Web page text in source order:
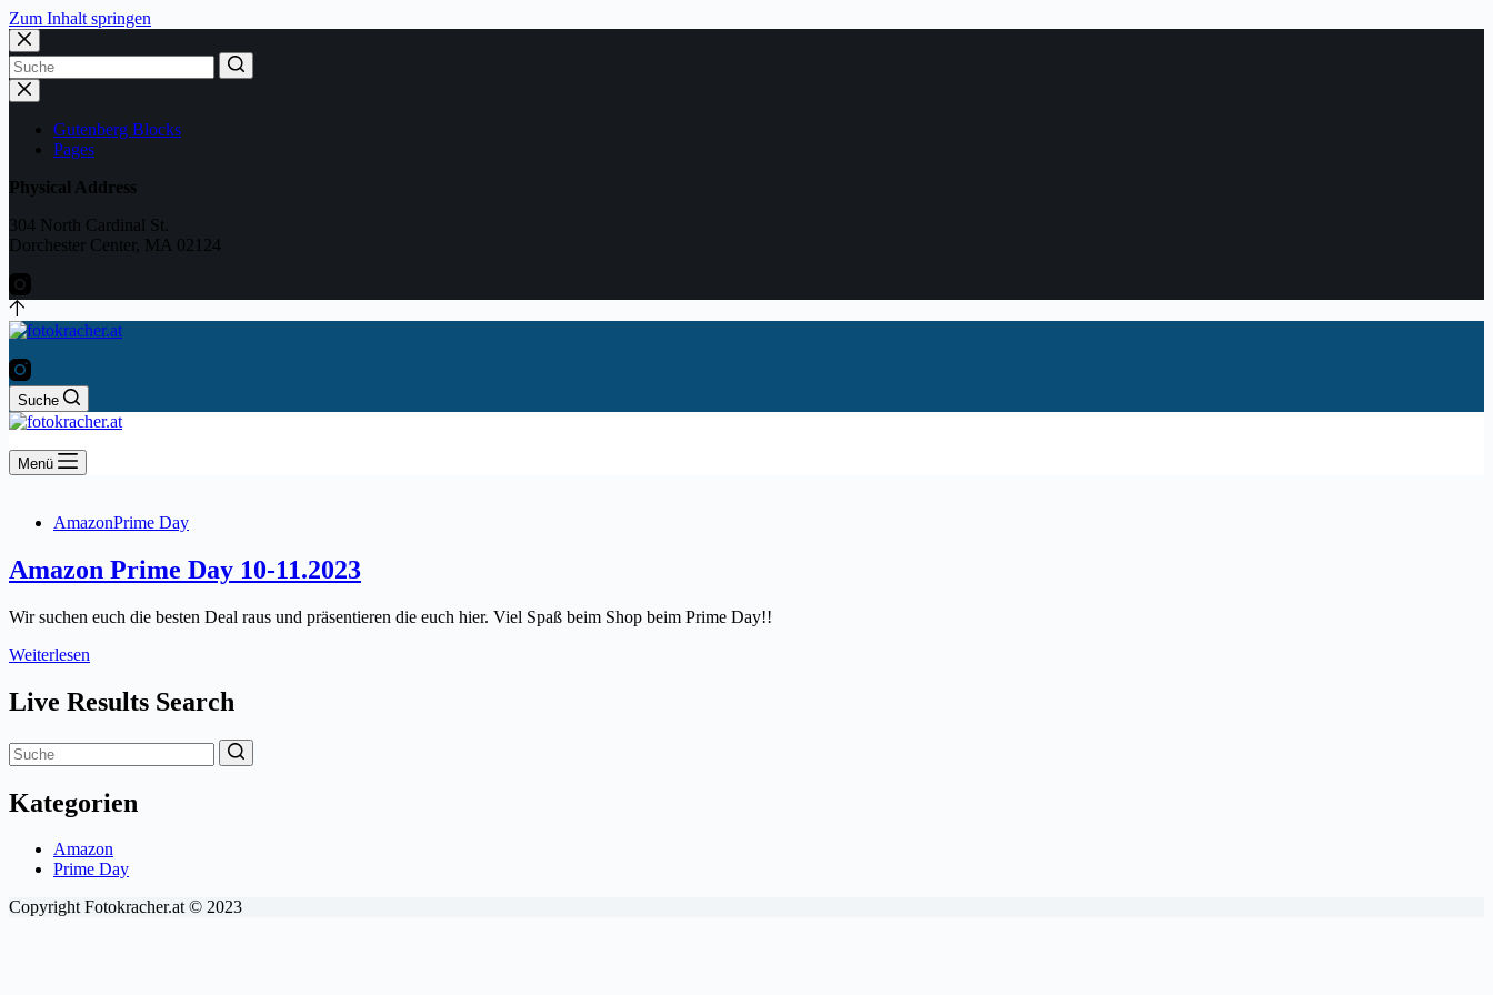
Zum Inhalt springen
No
results
Gutenberg Blocks
Pages
Physical Address
304 North Cardinal St.
Dorchester Center, MA 02124
Suche
Menü
AmazonPrime Day
Amazon Prime Day 10-11.2023
Wir suchen euch die besten Deal raus und präsentieren die euch hier. Viel Spaß beim Shop beim Prime Day!!
Weiterlesen
10-
Live Results Search
results
Kategorien
Amazon
Prime Day
Copyright Fotokracher.at © 2023